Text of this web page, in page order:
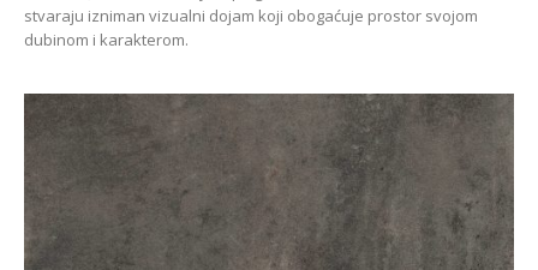
stvaraju izniman vizualni dojam koji obogaćuje prostor svojom
dubinom i karakterom.